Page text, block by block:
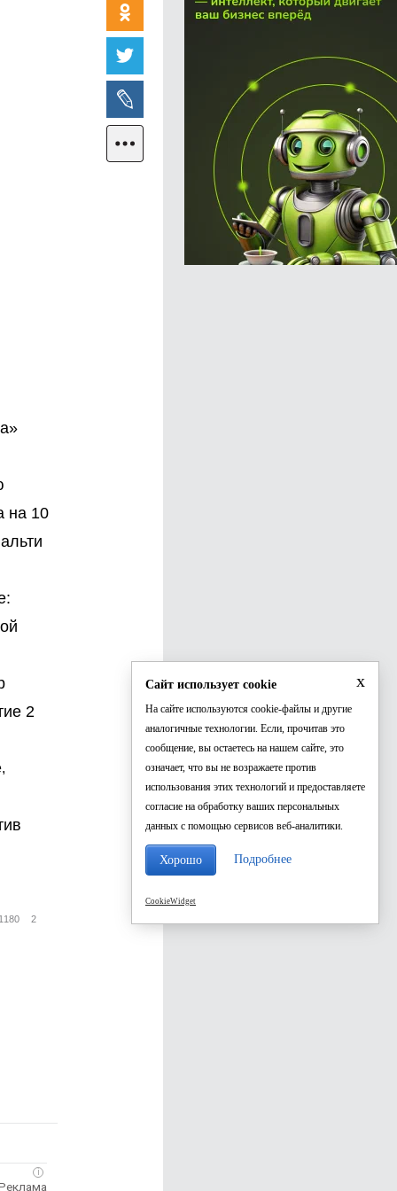
на 10
2
2
i
x
Сайт использует cookie
На сайте используются cookie-файлы и другие
аналогичные технологии. Если, прочитав это
сообщение, вы остаетесь на нашем сайте, это
означает, что вы не возражаете против
использования этих технологий и предоставляете
согласие на обработку ваших персональных
данных с помощью сервисов веб-аналитики.
Хорошо Подробнее
CookieWidget